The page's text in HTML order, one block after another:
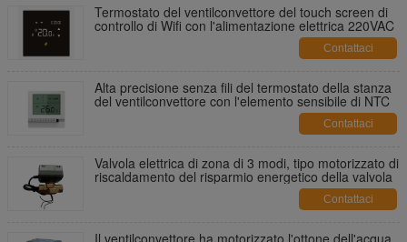
Termostato del ventilconvettore del touch screen di
controllo di Wifi con l'alimentazione elettrica 220VAC
Contattaci
Alta precisione senza fili del termostato della stanza
del ventilconvettore con l'elemento sensibile di NTC
Contattaci
Valvola elettrica di zona di 3 modi, tipo motorizzato di
riscaldamento del risparmio energetico della valvola
Contattaci
Il ventilconvettore ha motorizzato l'ottone dell'acqua